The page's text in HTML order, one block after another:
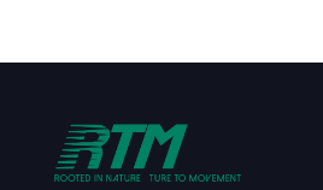
комплекта – топли блузки
с тесни презрамки